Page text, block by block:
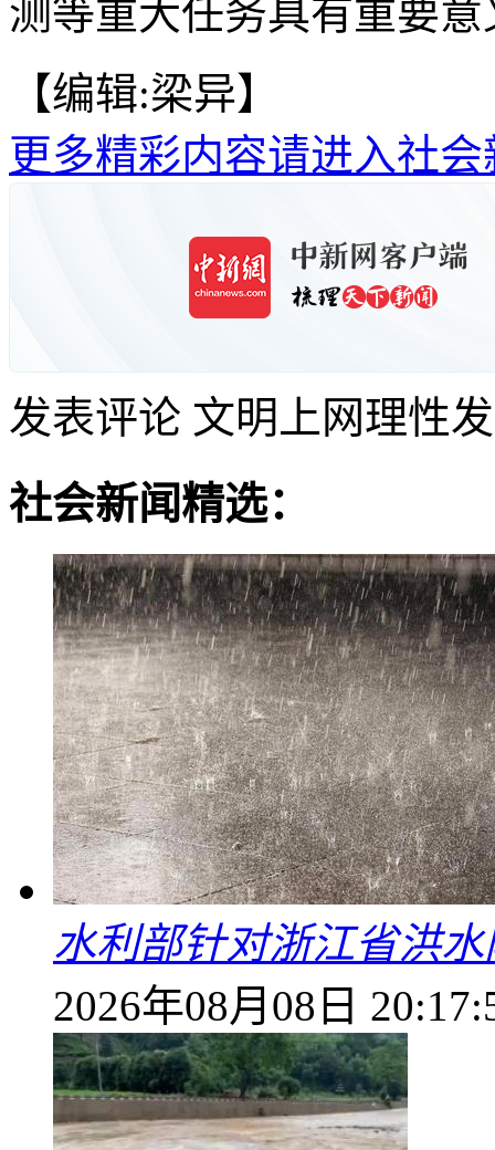
测等重大任务具有重要
【编辑:梁异】
更多精彩内容请进入社会
发表评论 文明上网理性
社会新闻精选：
水利部针对浙江省洪
2026年08月08日